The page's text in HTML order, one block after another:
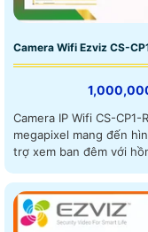
Camera Wifi Ezviz CS-
Camera IP Wifi CS-
megapixel mang đến
trợ xem ban đêm với